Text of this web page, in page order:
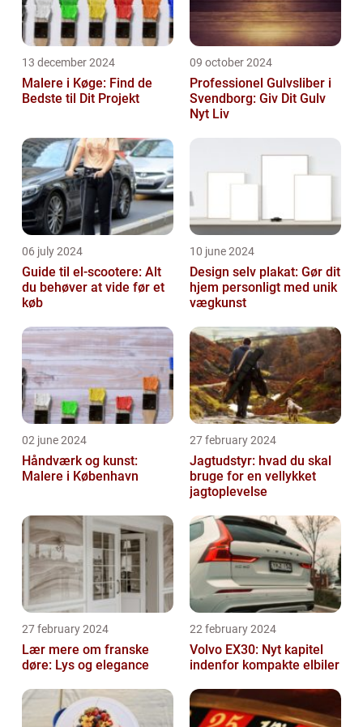
13 december 2024
Malere i Køge: Find de
Bedste til Dit Projekt
09 october 2024
Professionel Gulvsliber i
Svendborg: Giv Dit Gulv
Nyt Liv
06 july 2024
Guide til el-scootere: Alt
du behøver at vide før et
køb
10 june 2024
Design selv plakat: Gør dit
hjem personligt med unik
vægkunst
02 june 2024
Håndværk og kunst:
Malere i København
27 february 2024
Jagtudstyr: hvad du skal
bruge for en vellykket
jagtoplevelse
27 february 2024
Lær mere om franske
døre: Lys og elegance
22 february 2024
Volvo EX30: Nyt kapitel
indenfor kompakte elbiler